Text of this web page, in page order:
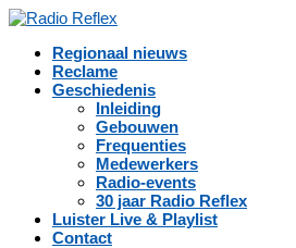
Regionaal nieuws
Reclame
Geschiedenis
Inleiding
Gebouwen
Frequenties
Medewerkers
Radio-events
30 jaar Radio Reflex
Luister Live & Playlist
Contact